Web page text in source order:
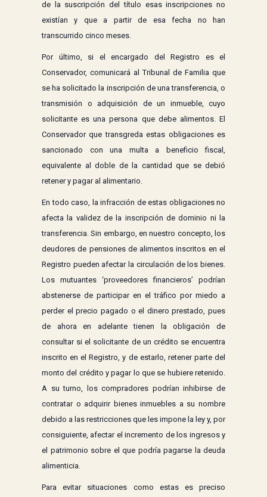
de la suscripción del título esas inscripciones no
existían y que a partir de esa fecha no han
transcurrido cinco meses.
Por último, si el encargado del Registro es el
Conservador, comunicará al Tribunal de Familia que
se ha solicitado la inscripción de una transferencia, o
transmisión o adquisición de un inmueble, cuyo
solicitante es una persona que debe alimentos. El
Conservador que transgreda estas obligaciones es
sancionado con una multa a beneficio fiscal,
equivalente al doble de la cantidad que se debió
retener y pagar al alimentario.
En todo caso, la infracción de estas obligaciones no
afecta la validez de la inscripción de dominio ni la
transferencia. Sin embargo, en nuestro concepto, los
deudores de pensiones de alimentos inscritos en el
Registro pueden afectar la circulación de los bienes.
Los mutuantes ‘proveedores financieros’ podrían
abstenerse de participar en el tráfico por miedo a
perder el precio pagado o el dinero prestado, pues
de ahora en adelante tienen la obligación de
consultar si el solicitante de un crédito se encuentra
inscrito en el Registro, y de estarlo, retener parte del
monto del crédito y pagar lo que se hubiere retenido.
A su turno, los compradores podrían inhibirse de
contratar o adquirir bienes inmuebles a su nombre
debido a las restricciones que les impone la ley y, por
consiguiente, afectar el incremento de los ingresos y
el patrimonio sobre el que podría pagarse la deuda
alimenticia.
Para evitar situaciones como estas es preciso